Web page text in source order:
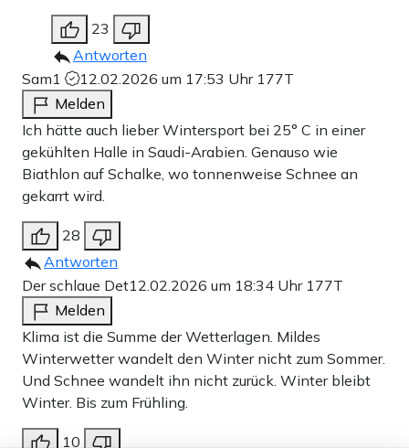
23
Antworten
Sam1
12.02.2026 um 17:53 Uhr 177T
Melden
Ich hätte auch lieber Wintersport bei 25° C in einer
gekühlten Halle in Saudi-Arabien. Genauso wie
Biathlon auf Schalke, wo tonnenweise Schnee an
gekarrt wird.
28
Antworten
Der schlaue Det12.02.2026 um 18:34 Uhr 177T
Melden
Klima ist die Summe der Wetterlagen. Mildes
Winterwetter wandelt den Winter nicht zum Sommer.
Und Schnee wandelt ihn nicht zurück. Winter bleibt
Winter. Bis zum Frühling.
10